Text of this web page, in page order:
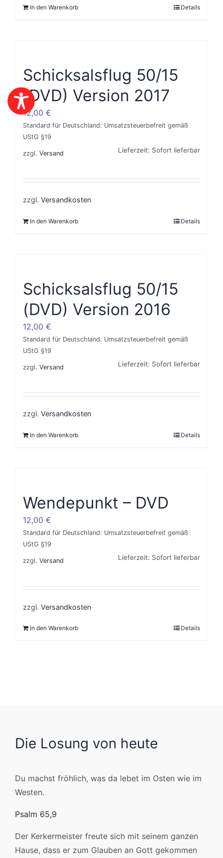
In den Warenkorb Details
Schicksalsflug 50/15
(DVD) Version 2017
12,00 €
Standard für Deutschland: Umsatzsteuerbefreit gemäß
UStG §19
zzgl. Versand Lieferzeit: Sofort lieferbar
zzgl. Versandkosten
In den Warenkorb Details
Schicksalsflug 50/15
(DVD) Version 2016
12,00 €
Standard für Deutschland: Umsatzsteuerbefreit gemäß
UStG §19
zzgl. Versand Lieferzeit: Sofort lieferbar
zzgl. Versandkosten
In den Warenkorb Details
Wendepunkt – DVD
12,00 €
Standard für Deutschland: Umsatzsteuerbefreit gemäß
UStG §19
zzgl. Versand Lieferzeit: Sofort lieferbar
zzgl. Versandkosten
In den Warenkorb Details
Die Losung von heute
Du machst fröhlich, was da lebet im Osten wie im
Westen.
Psalm 65,9
Der Kerkermeister freute sich mit seinem ganzen
Hause, dass er zum Glauben an Gott gekommen